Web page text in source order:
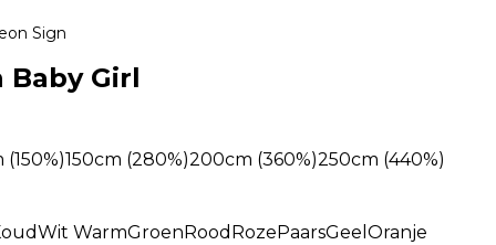
Sign
Baby Girl
(150%)150cm (280%)200cm (360%)250cm (440%)
Wit WarmGroen Rood Roze PaarsGeel Oranje